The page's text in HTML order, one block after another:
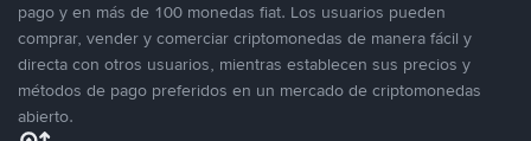
pago y en más de 100 monedas fiat. Los usuarios pueden
comprar, vender y comerciar criptomonedas de manera fácil y
directa con otros usuarios, mientras establecen sus precios y
métodos de pago preferidos en un mercado de criptomonedas
abierto.